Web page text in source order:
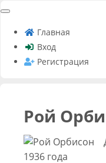
Главная
Вход
Регистрация
Рой
1936 года